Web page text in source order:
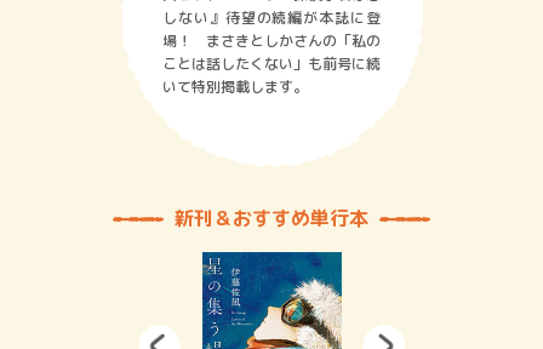
しない』待望の続編が本誌に登
場！ まさきとしかさんの「私の
ことは話したくない」も前号に続
いて特別掲載します。
新刊＆おすすめ単行本